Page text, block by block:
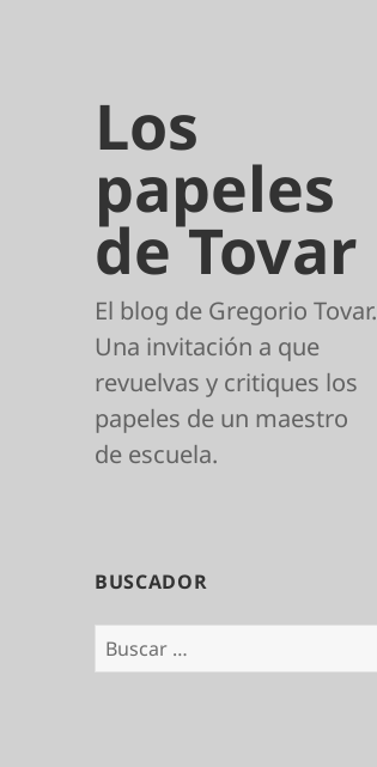
Los
papeles
de Tovar
El blog de Gregorio Tovar.
Una invitación a que
revuelvas y critiques los
papeles de un maestro
de escuela.
BUSCADOR
Buscar: